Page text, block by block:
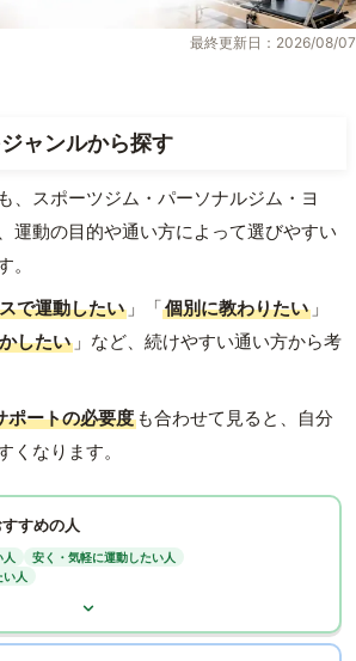
最終更新日：2026/08/07
ャンルから探す
、スポーツジム・パーソナルジム・ヨ
運動の目的や通い方によって選びやすい
。
で運動したい 」「個別に教わりたい 」
したい 」など、続けやすい通い方から考
ポートの必要度 も合わせて見ると、自分
くなります。
すめの人
人
安く・気軽に運動したい人
い人